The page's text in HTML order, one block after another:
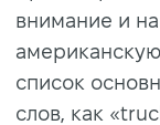
внимание и
список
слов, как